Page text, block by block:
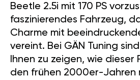
Beetle 2.5i mit 170 PS
faszinierendes Fahrzeug,
Charme mit
vereint. Bei GÄN Tuning
Ihnen zu zeigen, wie dieser
den frühen 2000er-Jahren